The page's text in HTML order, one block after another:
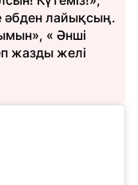
әбден лайықсың.
« Әнші
жазды желі